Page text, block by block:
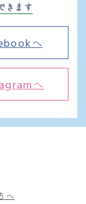
きます
へ
へ
へ